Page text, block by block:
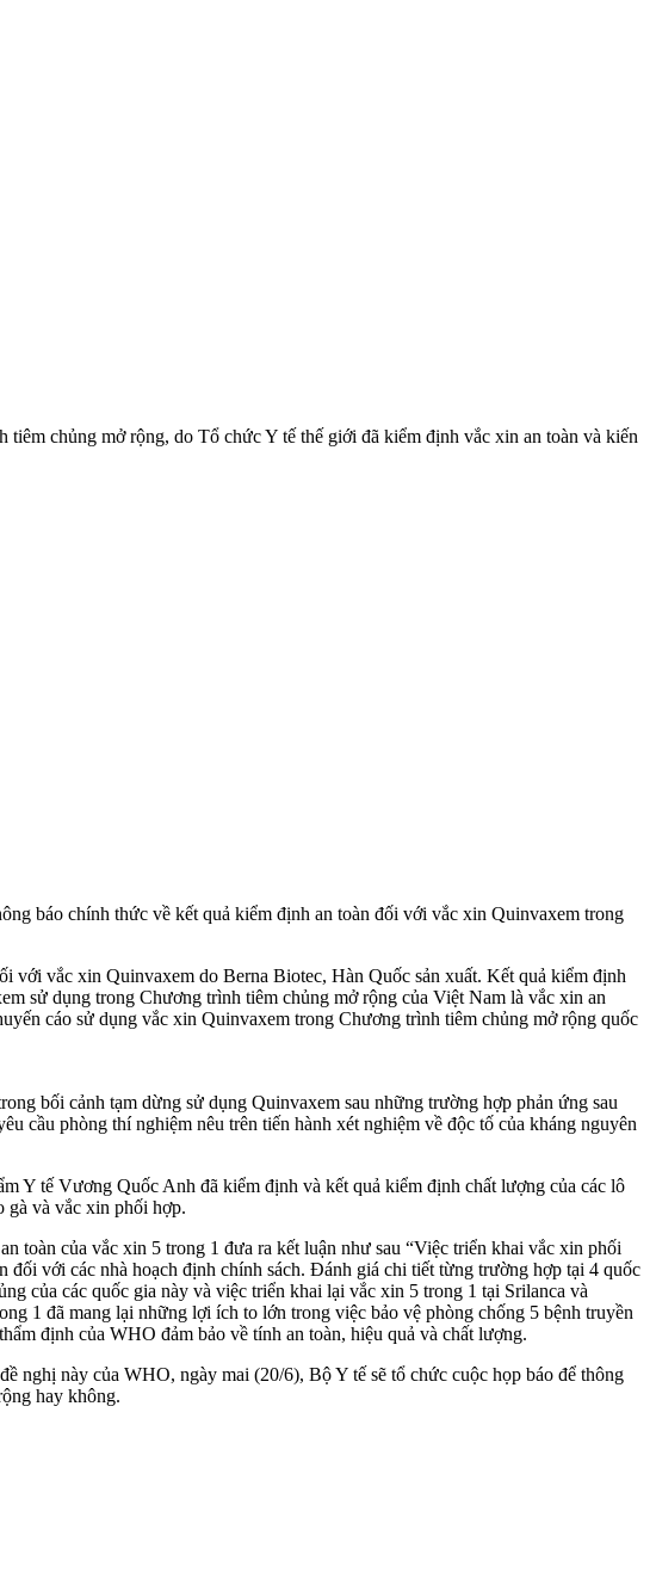
chủng mở rộng, do Tổ chức Y tế thế giới đã kiểm định vắc xin an toàn và kiến
báo chính thức về kết quả kiểm định an toàn đối với vắc xin Quinvaxem trong
vắc xin Quinvaxem do Berna Biotec, Hàn Quốc sản xuất. Kết quả kiểm định
sử dụng trong Chương trình tiêm chủng mở rộng của Việt Nam là vắc xin an
cáo sử dụng vắc xin Quinvaxem trong Chương trình tiêm chủng mở rộng quốc
bối cảnh tạm dừng sử dụng Quinvaxem sau những trường hợp phản ứng sau
cầu phòng thí nghiệm nêu trên tiến hành xét nghiệm về độc tố của kháng nguyên
Y tế Vương Quốc Anh đã kiểm định và kết quả kiểm định chất lượng của các lô
gà và vắc xin phối hợp.
toàn của vắc xin 5 trong 1 đưa ra kết luận như sau “Việc triển khai vắc xin phối
với các nhà hoạch định chính sách. Đánh giá chi tiết từng trường hợp tại 4 quốc
của các quốc gia này và việc triển khai lại vắc xin 5 trong 1 tại Srilanca và
1 đã mang lại những lợi ích to lớn trong việc bảo vệ phòng chống 5 bệnh truyền
định của WHO đảm bảo về tính an toàn, hiệu quả và chất lượng.
nghị này của WHO, ngày mai (20/6), Bộ Y tế sẽ tổ chức cuộc họp báo để thông
hay không.